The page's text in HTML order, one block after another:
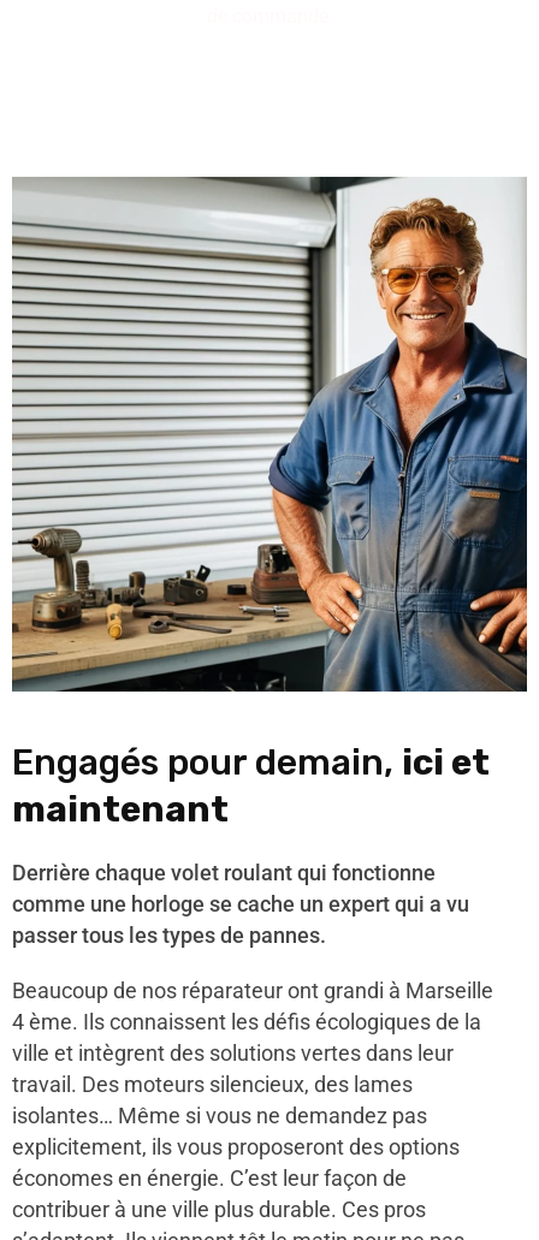
Engagés pour demain, ici et
maintenant
Derrière chaque volet roulant qui fonctionne
comme une horloge se cache un expert qui a vu
passer tous les types de pannes.
Beaucoup de nos réparateur ont grandi à Marseille
4 ème. Ils connaissent les défis écologiques de la
ville et intègrent des solutions vertes dans leur
travail. Des moteurs silencieux, des lames
isolantes… Même si vous ne demandez pas
explicitement, ils vous proposeront des options
économes en énergie. C’est leur façon de
contribuer à une ville plus durable. Ces pros